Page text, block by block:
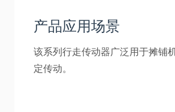
产品应用场景
该系列行走传动器广泛用于摊铺
定传动。